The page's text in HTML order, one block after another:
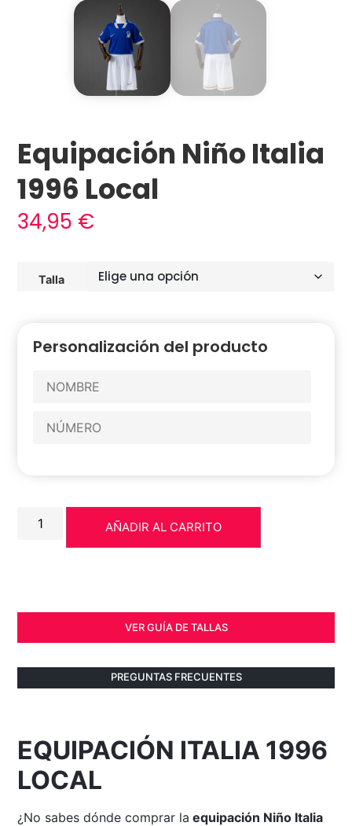
Equipación Niño Italia
1996 Local
34,95 €
Talla
Personalización del producto
AÑADIR AL CARRITO
VER GUÍA DE TALLAS
PREGUNTAS FRECUENTES
EQUIPACIÓN ITALIA 1996
LOCAL
¿No sabes dónde comprar la equipación Niño Italia